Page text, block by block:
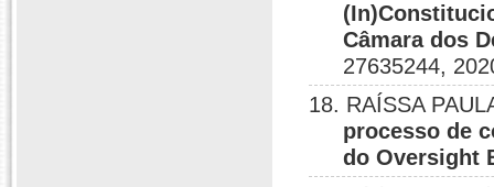
Câmara dos
27635244,
18. RAÍSSA
processo de
do Oversight